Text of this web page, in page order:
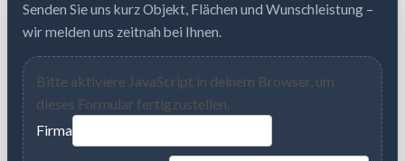
Senden Sie uns kurz Objekt, Flächen und Wunschleistung –
wir melden uns zeitnah bei Ihnen.
Bitte aktiviere JavaScript in deinem Browser, um
dieses Formular fertigzustellen.
Firma